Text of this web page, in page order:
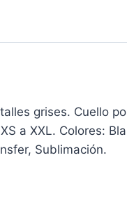
grises. Cuello
a XXL. Colores:
Sublimación.